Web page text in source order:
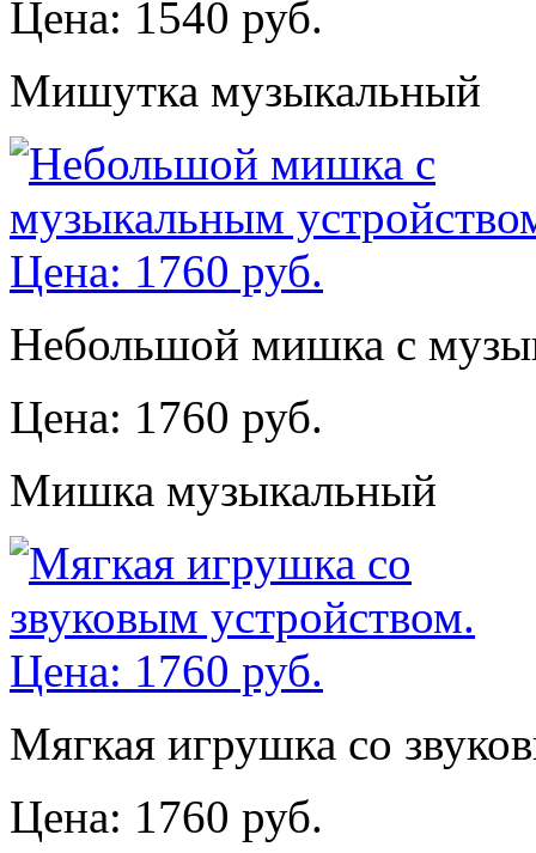
Цена: 1540 руб.
Мишутка музыкальный
Небольшой мишка с
Цена: 1760 руб.
Мишка музыкальный
Мягкая игрушка со
Цена: 1760 руб.